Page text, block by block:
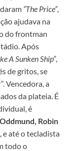
“The Price”,
ajudava na
do frontman
Após
A Sunken Ship”,
de gritos, se
. Vencedora, a
da plateia. É
é
Robin
, e até o tecladista
todo o